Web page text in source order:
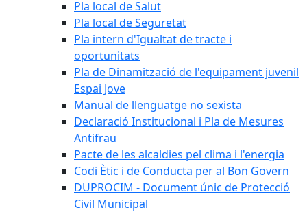
Pla local de Salut
Pla local de Seguretat
Pla intern d'Igualtat de tracte i
oportunitats
Pla de Dinamització de l'equipament juvenil
Espai Jove
Manual de llenguatge no sexista
Declaració Institucional i Pla de Mesures
Antifrau
Pacte de les alcaldies pel clima i l'energia
Codi Ètic i de Conducta per al Bon Govern
DUPROCIM - Document únic de Protecció
Civil Municipal